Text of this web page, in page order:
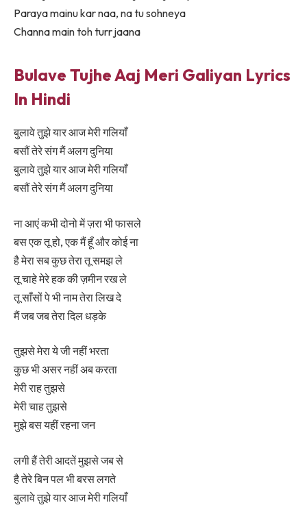
Paraya mainu kar naa, na tu sohneya
Channa main toh turr jaana
Bulave Tujhe Aaj Meri Galiyan Lyrics
In Hindi
बुलावे तुझे यार आज मेरी गलियाँ
बसौं तेरे संग मैं अलग दुनिया
बुलावे तुझे यार आज मेरी गलियाँ
बसौं तेरे संग मैं अलग दुनिया
ना आएं कभी दोनो में ज़रा भी फासले
बस एक तू हो, एक मैं हूँ और कोई ना
है मेरा सब कुछ तेरा तू समझ ले
तू चाहे मेरे हक की ज़मीन रख ले
तू साँसों पे भी नाम तेरा लिख ​​दे
मैं जब जब तेरा दिल धड़के
तुझसे मेरा ये जी नहीं भरता
कुछ भी असर नहीं अब करता
मेरी राह तुझसे
मेरी चाह तुझसे
मुझे बस यहीं रहना जन
लगी हैं तेरी आदतें मुझसे जब से
है तेरे बिन पल भी बरस लगते
बुलावे तुझे यार आज मेरी गलियाँ